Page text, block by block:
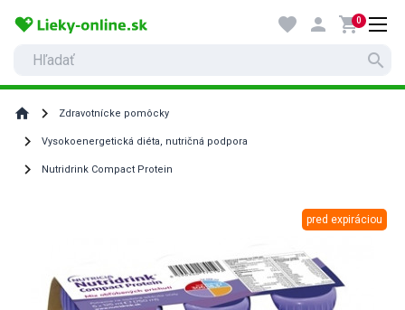
search
favorite person shopping_cart0
home Zdravotnícke pomôcky
Vysokoenergetická diéta, nutričná podpora
Nutridrink Compact Protein
pred expiráciou